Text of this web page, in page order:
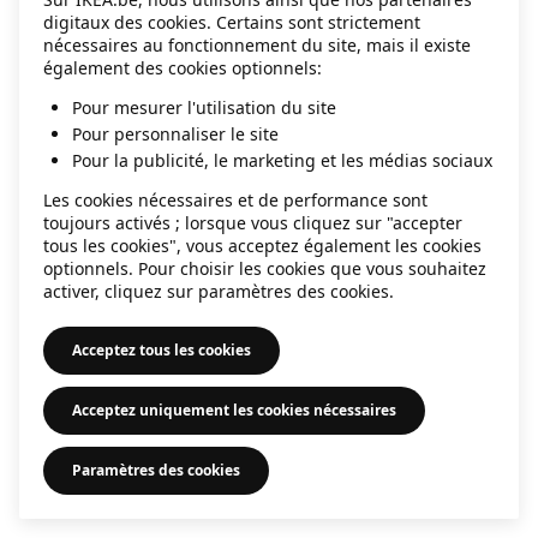
information).
digitaux des cookies. Certains sont strictement
nécessaires au fonctionnement du site, mais il existe
également des cookies optionnels:
Pour mesurer l'utilisation du site
Pour personnaliser le site
Pour la publicité, le marketing et les médias sociaux
Les cookies nécessaires et de performance sont
toujours activés ; lorsque vous cliquez sur "accepter
tous les cookies", vous acceptez également les cookies
optionnels. Pour choisir les cookies que vous souhaitez
activer, cliquez sur paramètres des cookies.
Acceptez tous les cookies
Acceptez uniquement les cookies nécessaires
Paramètres des cookies